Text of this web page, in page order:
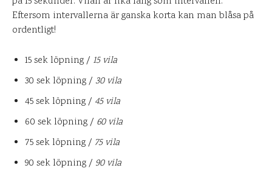
Eftersom intervallerna är ganska korta kan man blåsa på
ordentligt!
15 sek löpning / 15 vila
30 sek löpning / 30 vila
45 sek löpning / 45 vila
60 sek löpning / 60 vila
75 sek löpning / 75 vila
90 sek löpning / 90 vila